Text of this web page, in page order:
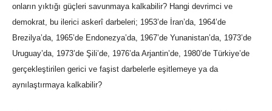
onların yıktığı güçleri savunmaya kalkabilir? Hangi devrimci ve
demokrat, bu ilerici askerî darbeleri; 1953’de İran’da, 1964’de
Brezilya’da, 1965’de Endonezya’da, 1967’de Yunanistan’da, 1973’de
Uruguay’da, 1973’de Şili’de, 1976’da Arjantin’de, 1980’de Türkiye’de
gerçekleştirilen gerici ve faşist darbelerle eşitlemeye ya da
aynılaştırmaya kalkabilir?